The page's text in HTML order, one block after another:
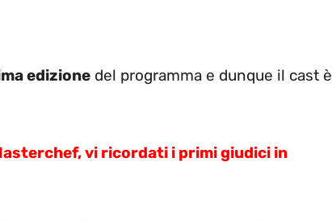
edizione del programma e dunque il cast è
Masterchef, vi ricordati i primi giudici in